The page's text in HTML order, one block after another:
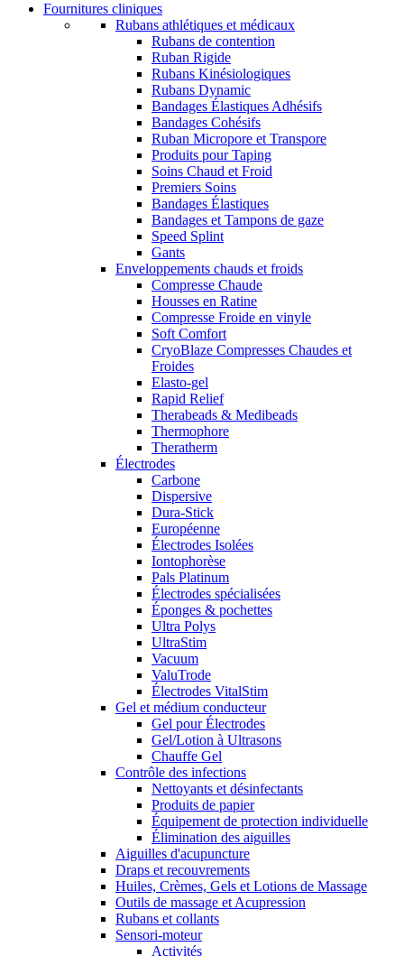
Fournitures cliniques
Rubans athlétiques et médicaux
Rubans de contention
Ruban Rigide
Rubans Kinésiologiques
Rubans Dynamic
Bandages Élastiques Adhésifs
Bandages Cohésifs
Ruban Micropore et Transpore
Produits pour Taping
Soins Chaud et Froid
Premiers Soins
Bandages Élastiques
Bandages et Tampons de gaze
Speed Splint
Gants
Enveloppements chauds et froids
Compresse Chaude
Housses en Ratine
Compresse Froide en vinyle
Soft Comfort
CryoBlaze Compresses Chaudes et
Froides
Elasto-gel
Rapid Relief
Therabeads & Medibeads
Thermophore
Theratherm
Électrodes
Carbone
Dispersive
Dura-Stick
Européenne
Électrodes Isolées
Iontophorèse
Pals Platinum
Électrodes spécialisées
Éponges & pochettes
Ultra Polys
UltraStim
Vacuum
ValuTrode
Électrodes VitalStim
Gel et médium conducteur
Gel pour Électrodes
Gel/Lotion à Ultrasons
Chauffe Gel
Contrôle des infections
Nettoyants et désinfectants
Produits de papier
Équipement de protection individuelle
Élimination des aiguilles
Aiguilles d'acupuncture
Draps et recouvrements
Huiles, Crèmes, Gels et Lotions de Massage
Outils de massage et Acupression
Rubans et collants
Sensori-moteur
Activités